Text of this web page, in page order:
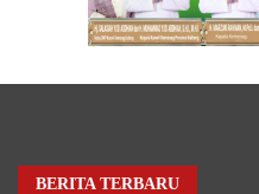
BERITA TERBARU